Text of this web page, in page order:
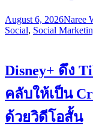
August 6, 2026Naree
Social, Social
Disney+ ดึง
คลับให้เป็น
ด้วยวิดีโอสั้น